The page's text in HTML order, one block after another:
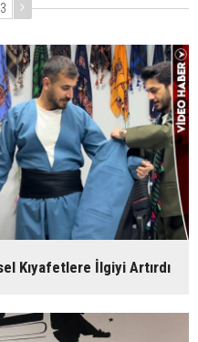
3
Kıyafetlere İlgiyi Artırdı